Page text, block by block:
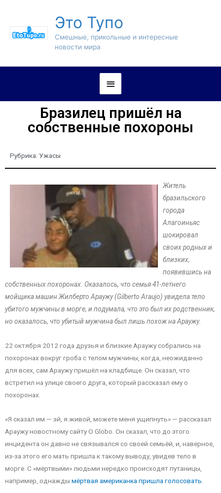
Это Тупо
Смешные, прикольные и интересные
новости мира
Бразилец пришёл на
собственные похороны
Рубрика: Ужасы
Житель
бразильского
города
Алагоиньяс
шокировал
своих родных и
близких,
появившись на
собственных похоронах. Оказалось, что семья 41-летнего
мойщика машин Жилберто Араужу (Gilberto Araujo) увидела тело
убитого мужчины в морге, и подумала, что это был их родственник,
но оказалось, что убитый мужчина был лишь похож на Араужу.
22 октября 2012 года друзья и близкие Араужу собрались на
похоронах вокруг гроба с телом мужчины, когда, неожиданно
для всех, сам Араужу пришёл на кладбище. Он сказал, что
встретил на улице своего друга, который рассказал ему о
похоронах.
«Я сказал им — эй, я живой, можете меня ущипнуть» — рассказал
Араужу новостному сайту O Globo. Он сказал, что до этого
инцидента он давно не связывался со своей семьёй, и, наверное,
из-за этого его мать пришла к такому выводу, увидев тело в
морге. С «мёртвыми» людьми нередко происходят путаницы,
например, однажды мёртвая американка пришла голосовать